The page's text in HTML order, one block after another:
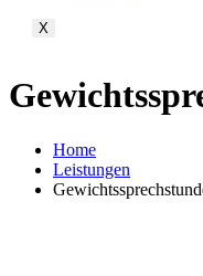
X
Home
Leistungen